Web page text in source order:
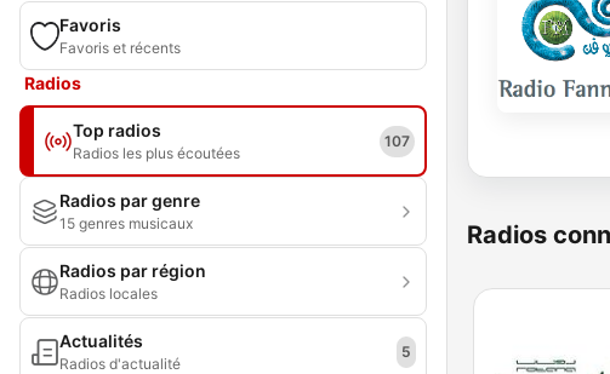
Favoris
Favoris et récents
Radios
Top radios
Radios les plus écoutées
107
Radios par genre
15 genres musicaux
Radios par région
Radios locales
Actualités
Radios d'actualité
5
Radios